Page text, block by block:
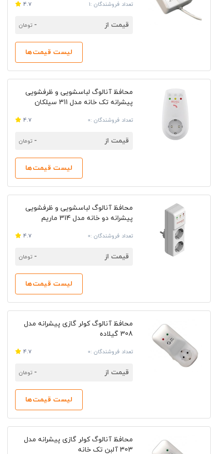
تعداد فروشندگان :1 4.7
قیمت از - تومان
لیست قیمت‌ها
محافظ آنالوگ لباسشویی و ظرفشویی
پیشرانه تک خانه مدل 311 سیلکان
تعداد فروشندگان :0 4.7
قیمت از - تومان
لیست قیمت‌ها
محافظ آنالوگ لباسشویی و ظرفشویی
پیشرانه دو خانه مدل 314 ماریم
تعداد فروشندگان :0 4.7
قیمت از - تومان
لیست قیمت‌ها
محافظ آنالوگ کولر گازی پیشرانه مدل
308 گیلاده
تعداد فروشندگان :0 4.7
قیمت از - تومان
لیست قیمت‌ها
محافظ آنالوگ کولر گازی پیشرانه مدل
303 آلبن تک خانه